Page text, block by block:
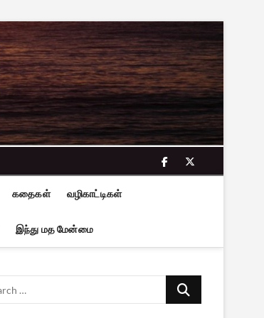
facebook
twitter
கதைகள் வழிகாட்டிகள்
இந்து மத மேன்மை
Search